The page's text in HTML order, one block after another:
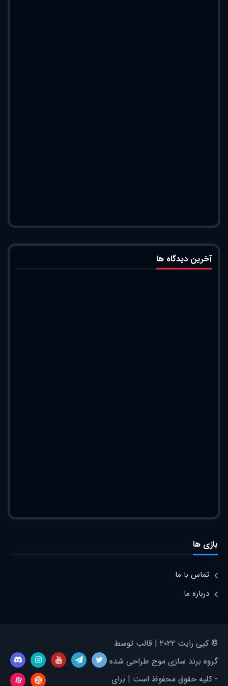
آخرین دیدگاه ها
بازی ها
تماس با ما
درباره ما
© کپی رایت ۲۰۲۲ | قالب توسط
گروه برند سازی موج طراحی شده
- کلیه حقوق محفوظ است | برای